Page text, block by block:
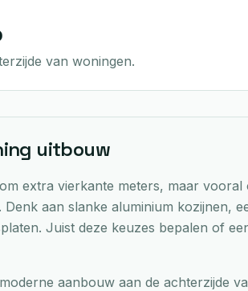
van woningen.
uitbouw
extra vierkante meters, maar
aan slanke aluminium kozijnen,
Juist deze keuzes bepalen of
aanbouw aan de achterzijde